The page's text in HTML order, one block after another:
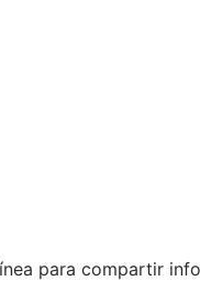
para compartir